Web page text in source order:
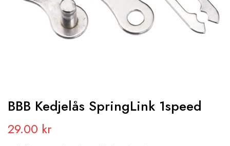
BBB Kedjelås SpringLink 1speed
29.00 kr